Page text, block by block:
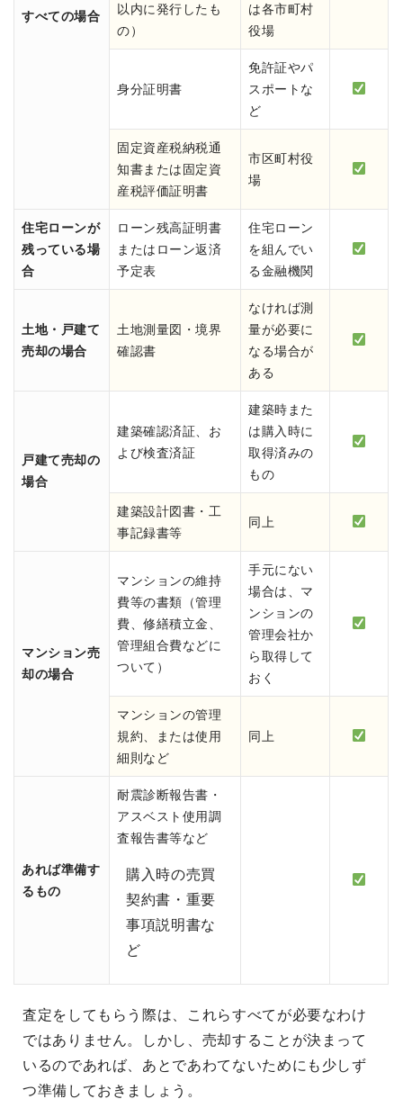
すべての場合
以内に発行したも
の）
は各市町村
役場
身分証明書
免許証やパ
スポートな
ど
固定資産税納税通
知書または固定資
産税評価証明書
市区町村役
場
住宅ローンが
残っている場
合
ローン残高証明書
またはローン返済
予定表
住宅ローン
を組んでい
る金融機関
土地・戸建て
売却の場合
土地測量図・境界
確認書
なければ測
量が必要に
なる場合が
ある
戸建て売却の
場合
建築確認済証、お
よび検査済証
建築時また
は購入時に
取得済みの
もの
建築設計図書・工
事記録書等
同上
マンション売
却の場合
マンションの維持
費等の書類（管理
費、修繕積立金、
管理組合費などに
ついて）
手元にない
場合は、マ
ンションの
管理会社か
ら取得して
おく
マンションの管理
規約、または使用
細則など
同上
あれば準備す
るもの
耐震診断報告書・
アスベスト使用調
査報告書等など
購入時の売買
契約書・重要
事項説明書な
ど
査定をしてもらう際は、これらすべてが必要なわけ
ではありません。しかし、売却することが決まって
いるのであれば、あとであわてないためにも少しず
つ準備しておきましょう。